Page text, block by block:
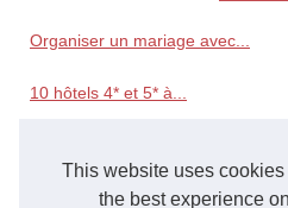
This website uses
the best experience
Organiser un mariage avec...
10 hôtels 4* et 5* à...
Comment Dénicher une...